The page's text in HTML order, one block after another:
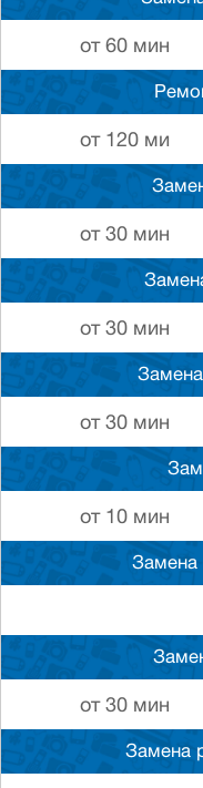
от 60 мин
от 120 ми
от 30 мин
от 30 мин
от 30 мин
от 10 мин
Замена
от 30 мин
Замена